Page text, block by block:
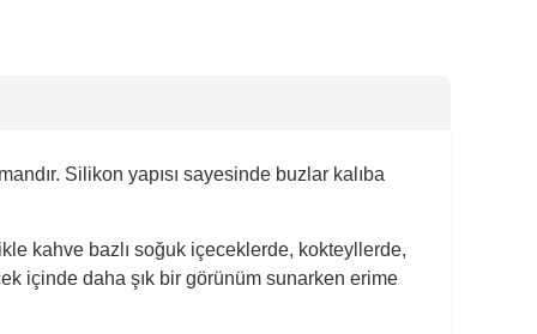
Silikon yapısı sayesinde buzlar kalıba
kahve bazlı soğuk içeceklerde, kokteyllerde,
içinde daha şık bir görünüm sunarken erime